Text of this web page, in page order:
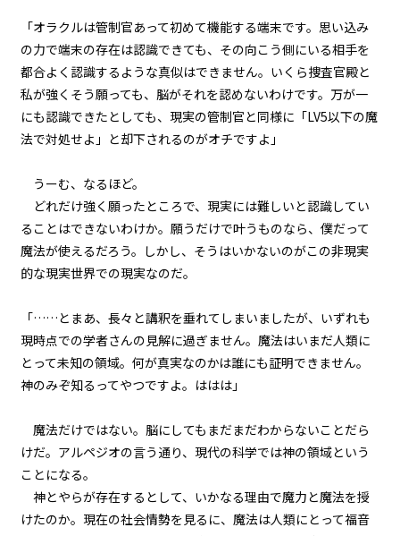
第２話
『Monsters（怪物たち）』＜１
６＞
第２話
『Monsters（怪物たち）』＜１
７＞
『Monsters（怪物たち）』＜１
８＞
第２話
『Monsters（怪物たち）』＜１
第２話
『Monsters（怪物たち）』＜２
０＞
『Grimoire（魔導書）』＜１＞
『Grimoire（魔導書）』＜２＞
「オラクルは管制官あって初めて機能する端末です。思い込み
の力で端末の存在は認識できても、その向こう側にいる相手を
都合よく認識するような真似はできません。いくら捜査官殿と
私が強くそう願っても、脳がそれを認めないわけです。万が一
にも認識できたとしても、現実の管制官と同様に「LV5以下の魔
法で対処せよ」と却下されるのがオチですよ」
うーむ、なるほど。
どれだけ強く願ったところで、現実には難しいと認識してい
ることはできないわけか。願うだけで叶うものなら、僕だって
魔法が使えるだろう。しかし、そうはいかないのがこの非現実
的な現実世界での現実なのだ。
「……とまあ、長々と講釈を垂れてしまいましたが、いずれも
現時点での学者さんの見解に過ぎません。魔法はいまだ人類に
とって未知の領域。何が真実なのかは誰にも証明できません。
神のみぞ知るってやつですよ。ははは」
魔法だけではない。脳にしてもまだまだわからないことだら
けだ。アルペジオの言う通り、現代の科学では神の領域という
ことになる。
神とやらが存在するとして、いかなる理由で魔力と魔法を授
けたのか。現在の社会情勢を見るに、魔法は人類にとって福音